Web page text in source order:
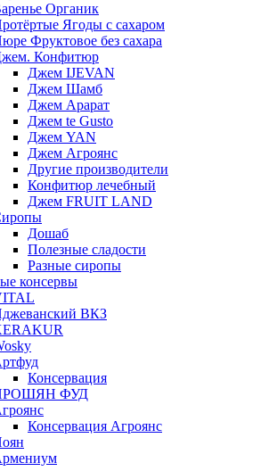
Органик
Ягоды с сахаром
Фруктовое без сахара
Конфитюр
Джем IJEVAN
Джем Шамб
Джем Арарат
Джем te Gusto
Джем YAN
Джем Агроянс
Другие производители
Конфитюр лечебный
Джем FRUIT LAND
Дошаб
Полезные сладости
Разные сиропы
консервы
ВКЗ
Консервация
ФУД
Консервация Агроянс